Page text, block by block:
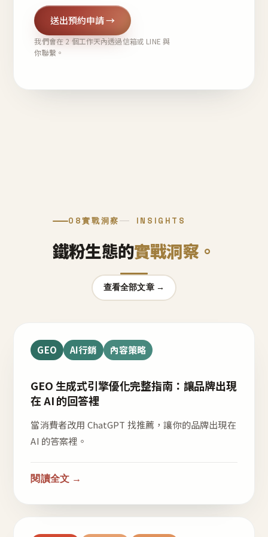
送出預約申請 →
我們會在 2 個工作天內透過信箱或 LINE 與
你聯繫。
08實戰洞察 INSIGHTS
鐵粉生態的實戰洞察。
查看全部文章 →
GEO AI行銷 內容策略
GEO 生成式引擎優化完整指南：讓品牌出現
在 AI 的回答裡
當消費者改用 ChatGPT 找推薦，讓你的品牌出現在
AI 的答案裡。
閱讀全文 →